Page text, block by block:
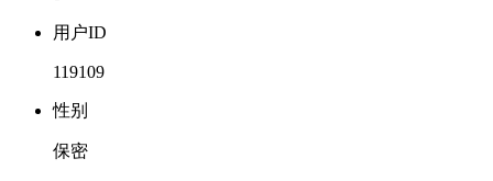
用户ID
119109
性别
保密